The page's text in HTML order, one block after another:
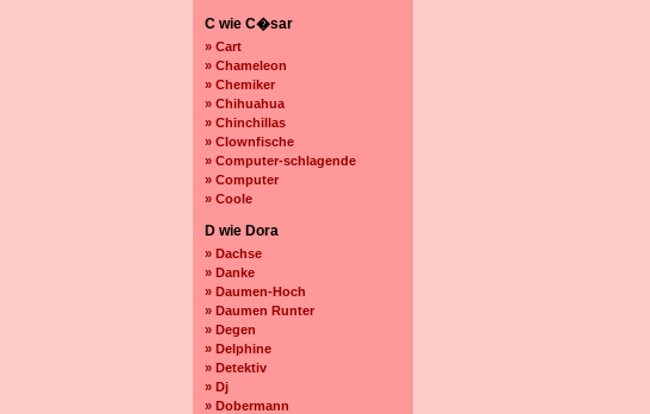
C wie C�sar
» Cart
» Chameleon
» Chemiker
» Chihuahua
» Chinchillas
» Clownfische
» Computer-schlagende
» Computer
» Coole
D wie Dora
» Dachse
» Danke
» Daumen-Hoch
» Daumen Runter
» Degen
» Delphine
» Detektiv
» Dj
» Dobermann